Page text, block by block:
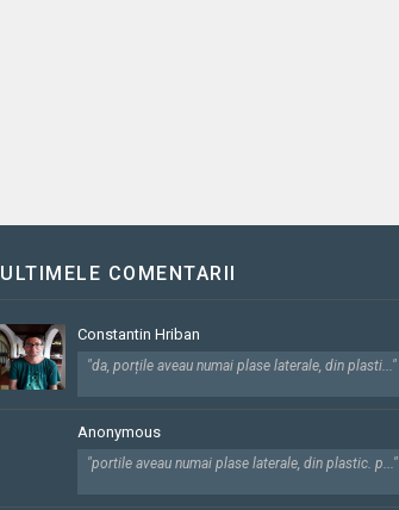
ULTIMELE COMENTARII
Constantin Hriban
"da, porțile aveau numai plase laterale, din plasti..."
Anonymous
"portile aveau numai plase laterale, din plastic. p..."